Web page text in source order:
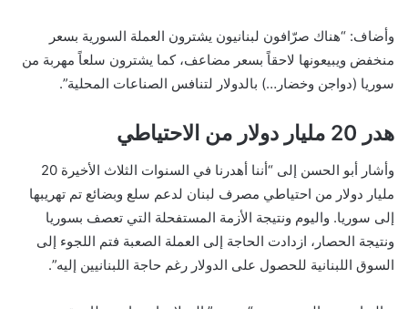
وأضاف: “هناك صرّافون لبنانيون يشترون العملة السورية بسعر
منخفض ويبيعونها لاحقاً بسعر مضاعف، كما يشترون سلعاً مهربة من
سوريا (دواجن وخضار…) بالدولار لتنافس الصناعات المحلية”.
هدر 20 مليار دولار من الاحتياطي
وأشار أبو الحسن إلى “أننا أهدرنا في السنوات الثلاث الأخيرة 20
مليار دولار من احتياطي مصرف لبنان لدعم سلع وبضائع تم تهريبها
إلى سوريا. واليوم ونتيجة الأزمة المستفحلة التي تعصف بسوريا
ونتيجة الحصار، ازدادت الحاجة إلى العملة الصعبة فتم اللجوء إلى
السوق اللبنانية للحصول على الدولار رغم حاجة اللبنانيين إليه”.